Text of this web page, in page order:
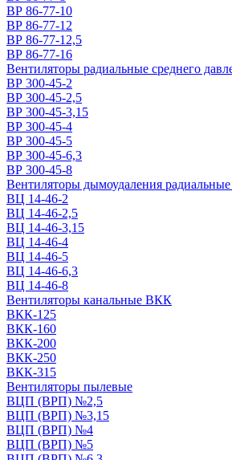
ВР 86-77-10
ВР 86-77-12
ВР 86-77-12,5
ВР 86-77-16
Вентиляторы радиальные среднего
ВР 300-45-2
ВР 300-45-2,5
ВР 300-45-3,15
ВР 300-45-4
ВР 300-45-5
ВР 300-45-6,3
ВР 300-45-8
Вентиляторы дымоудаления радиальные
ВЦ 14-46-2
ВЦ 14-46-2,5
ВЦ 14-46-3,15
ВЦ 14-46-4
ВЦ 14-46-5
ВЦ 14-46-6,3
ВЦ 14-46-8
Вентиляторы канальные ВКК
ВКК-125
ВКК-160
ВКК-200
ВКК-250
ВКК-315
Вентиляторы пылевые
ВЦП (ВРП) №2,5
ВЦП (ВРП) №3,15
ВЦП (ВРП) №4
ВЦП (ВРП) №5